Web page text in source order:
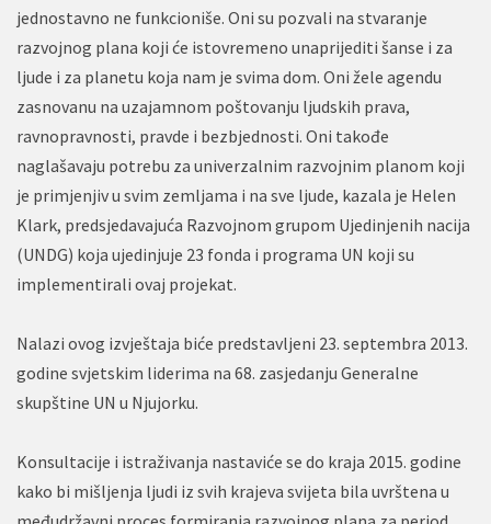
jednostavno ne funkcioniše. Oni su pozvali na stvaranje
razvojnog plana koji će istovremeno unaprijediti šanse i za
ljude i za planetu koja nam je svima dom. Oni žele agendu
zasnovanu na uzajamnom poštovanju ljudskih prava,
ravnopravnosti, pravde i bezbjednosti. Oni takođe
naglašavaju potrebu za univerzalnim razvojnim planom koji
je primjenjiv u svim zemljama i na sve ljude, kazala je Helen
Klark, predsjedavajuća Razvojnom grupom Ujedinjenih nacija
(UNDG) koja ujedinjuje 23 fonda i programa UN koji su
implementirali ovaj projekat.
Nalazi ovog izvještaja biće predstavljeni 23. septembra 2013.
godine svjetskim liderima na 68. zasjedanju Generalne
skupštine UN u Njujorku.
Konsultacije i istraživanja nastaviće se do kraja 2015. godine
kako bi mišljenja ljudi iz svih krajeva svijeta bila uvrštena u